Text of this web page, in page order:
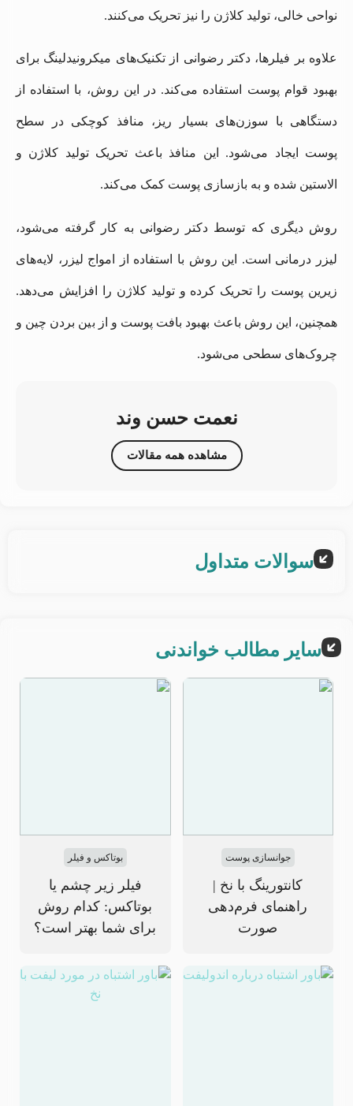
نواحی خالی، تولید کلاژن را نیز تحریک می‌کنند.
علاوه بر فیلرها، دکتر رضوانی از تکنیک‌های میکرونیدلینگ برای
بهبود قوام پوست استفاده می‌کند. در این روش، با استفاده از
دستگاهی با سوزن‌های بسیار ریز، منافذ کوچکی در سطح
پوست ایجاد می‌شود. این منافذ باعث تحریک تولید کلاژن و
الاستین شده و به بازسازی پوست کمک می‌کند.
روش دیگری که توسط دکتر رضوانی به کار گرفته می‌شود،
لیزر درمانی است. این روش با استفاده از امواج لیزر، لایه‌های
زیرین پوست را تحریک کرده و تولید کلاژن را افزایش می‌دهد.
همچنین، این روش باعث بهبود بافت پوست و از بین بردن چین و
چروک‌های سطحی می‌شود.
نعمت حسن وند
مشاهده همه مقالات
سوالات متداول
سایر مطالب خواندنی
جوانسازی پوست
کانتورینگ با نخ |
راهنمای فرم‌دهی
صورت
بوتاکس و فیلر
فیلر زیر چشم یا
بوتاکس: کدام روش
برای شما بهتر است؟